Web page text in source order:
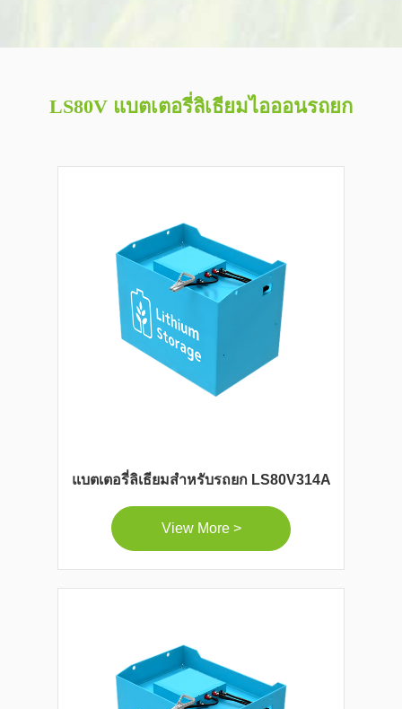
LS80V แบตเตอรี่ลิเธียมไอออนรถยก
แบตเตอรี่ลิเธียมสำหรับรถยก LS80V314A
View More >